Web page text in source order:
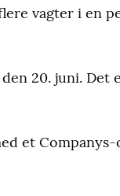
vagter i en
20. juni.
et